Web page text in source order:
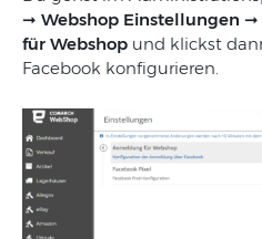
➞ Webshop Einstellungen ➞
für Webshop und klickst
Facebook konfigurieren.